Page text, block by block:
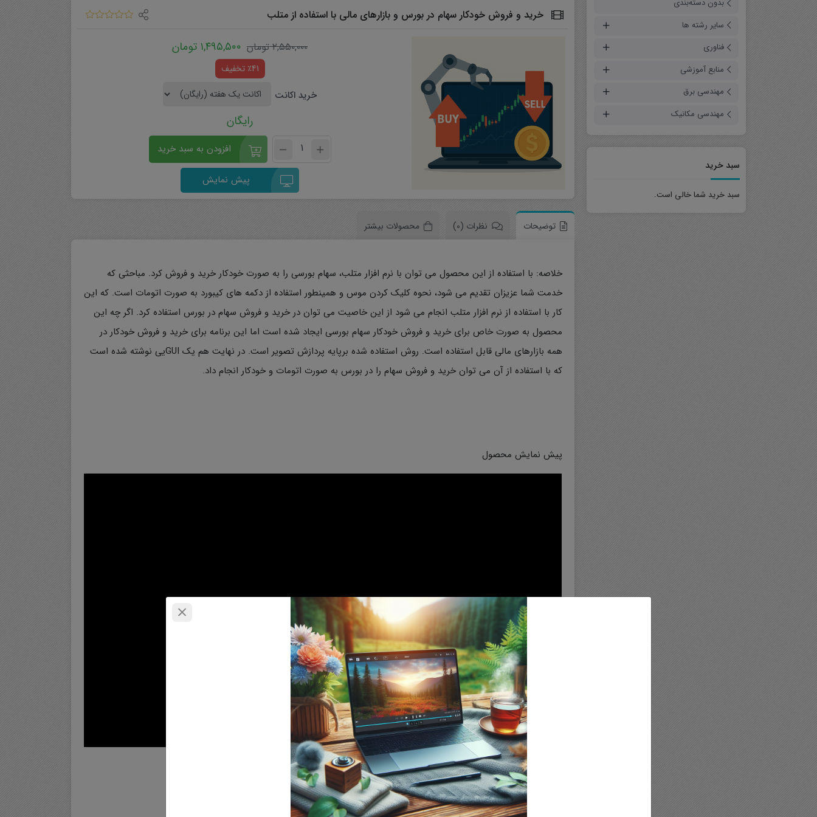
فیلم آموزشی
مقالات شبیه سازی شده
حل تمرین
جزوه
نرم افزار
خرید و فروش خودکار سهام در بورس و بازارهای مالی با استفاده از متلب
۲,۵۵۰,۰۰۰ تومان ۱,۴۹۵,۵۰۰ تومان
٪41 تخفیف
خرید اکانت
رایگان
افزودن به سبد خرید
پیش نمایش
توضیحات نظرات (0) محصولات بیشتر
خلاصه: با استفاده از این محصول می توان با نرم افزار متلب، سهام بورسی را به صورت خودکار خرید و فروش کرد. مباحثی که
خدمت شما عزیزان تقدیم می شود، نحوه کلیک کردن موس و همینطور استفاده از دکمه های کیبورد به صورت اتومات است. که این
کار با استفاده از نرم افزار متلب انجام می شود از این خاصیت می توان در خرید و فروش سهام در بورس استفاده کرد. اگر چه این
محصول به صورت خاص برای خرید و فروش خودکار سهام بورسی ایجاد شده است اما این برنامه برای خرید و فروش خودکار در
همه بازارهای مالی قابل استفاده است. روش استفاده شده برپایه پردازش تصویر است. در نهایت هم یک GUIیی نوشته شده است
که با استفاده از آن می توان خرید و فروش سهام را در بورس به صورت اتومات و خودکار انجام داد.
پیش نمایش محصول
استفاده از این محصول به مدت یک هفته رایگان می باشد
در صورت تمایل به استفاده ی طولانی مدت می توانید این محصول را به مدت یکسال خریداری کنید.
بدون دسته‌بندی
سایر رشته ها
فناوری
منابع آموزشی
مهندسی برق
مهندسی مکانیک
سبد خرید
سبد خرید شما خالی است.